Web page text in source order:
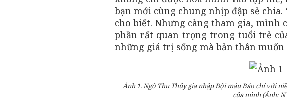
bạn mới cùng chung nhịp đập sẻ
cho biết. Nhưng càng tham gia, mình
phần rất quan trọng trong tuổi trẻ
những giá trị sống mà bản thân muốn
Ảnh 1. Ngô Thu Thủy gia nhập Đội máu Báo chí với
của mình (Ảnh: